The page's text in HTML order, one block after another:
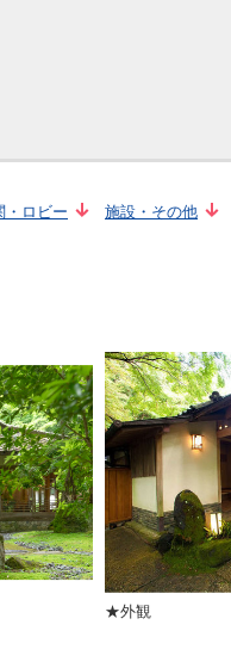
・ロビー 施設・その他
★外観